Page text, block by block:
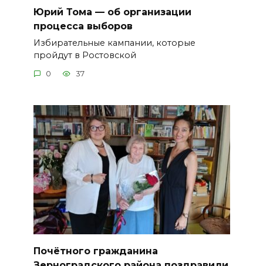
Юрий Тома — об организации
процесса выборов
Избирательные кампании, которые
пройдут в Ростовской
0 37
Почётного гражданина